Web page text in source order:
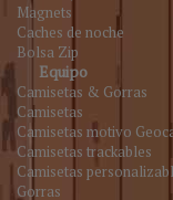
Magnets
Caches de noche
Bolsa Zip
Equipo
Camisetas & Gorras
Camisetas
Camisetas motivo
Camisetas trackables
Camisetas
Gorras